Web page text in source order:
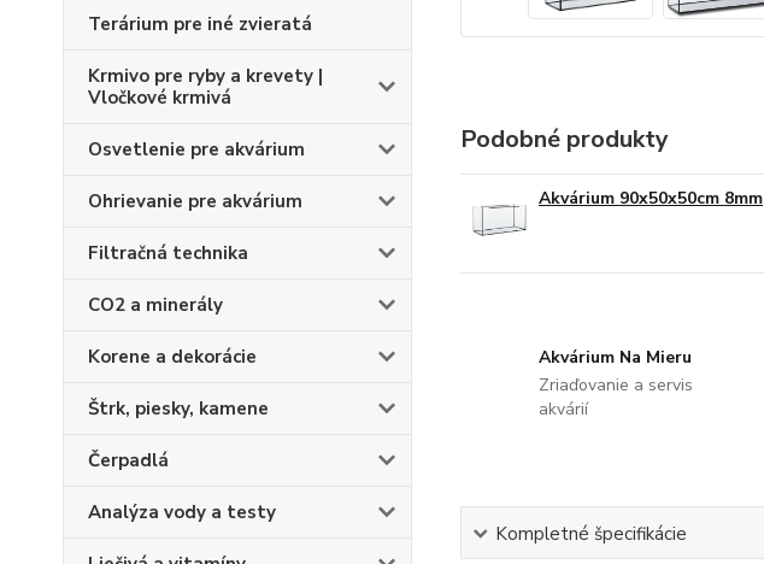
Terárium pre iné zvieratá
Krmivo pre ryby a krevety |
Vločkové krmivá
Osvetlenie pre akvárium
Ohrievanie pre akvárium
Filtračná technika
CO2 a minerály
Korene a dekorácie
Štrk, piesky, kamene
Čerpadlá
Analýza vody a testy
Podobné produkty
Akvárium 90x50x50cm 8mm
Akvárium Na Mieru
Zriaďovanie a servis
akvárií
Kompletné špecifikácie